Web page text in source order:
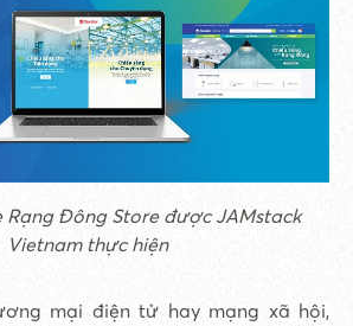
Rạng Đông Store được JAMstack
Vietnam thực hiện
mại điện tử hay mạng xã hội,